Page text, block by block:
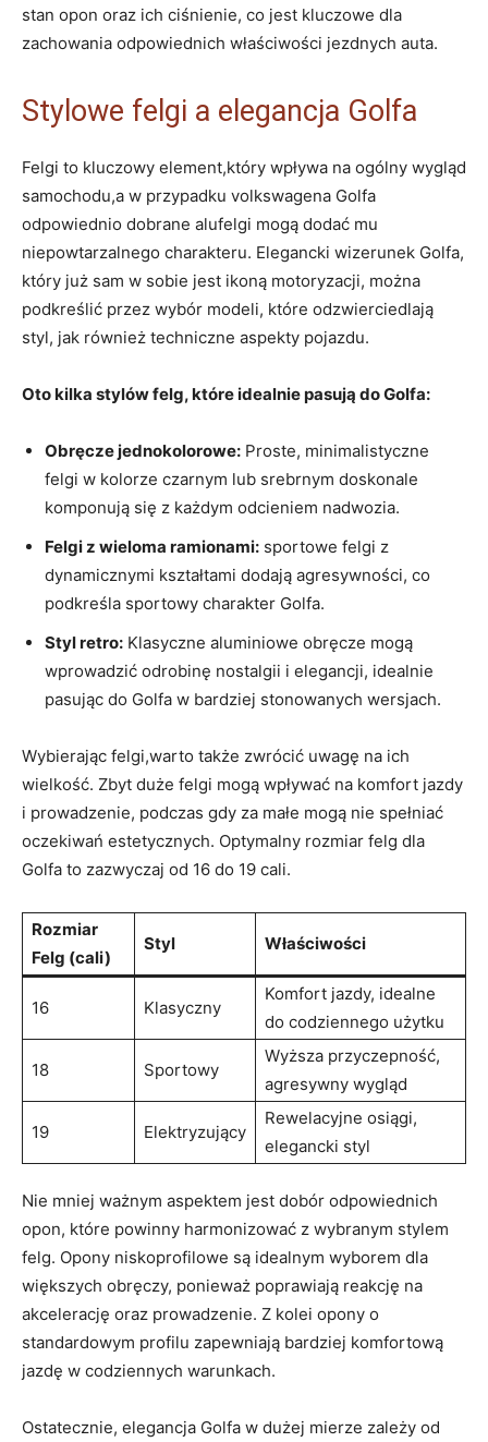
stan opon oraz ​ich ciśnienie, co jest kluczowe dla
zachowania odpowiednich właściwości jezdnych auta.
Stylowe⁢ felgi a⁣ elegancja Golfa
Felgi to kluczowy element,który‍ wpływa na ⁢ogólny wygląd
samochodu,a w przypadku⁤ volkswagena Golfa
odpowiednio dobrane ‍alufelgi mogą ⁢dodać⁤ mu
niepowtarzalnego ‍charakteru.⁢ Elegancki wizerunek Golfa,
który już sam w sobie‌ jest ikoną⁢ motoryzacji, można
podkreślić przez wybór‍ modeli, które odzwierciedlają
styl, jak również techniczne aspekty pojazdu.
Oto‌ kilka stylów felg, które idealnie pasują do ​Golfa:
Obręcze jednokolorowe: Proste, minimalistyczne
felgi w ‍kolorze czarnym lub srebrnym doskonale
komponują‍ się z ‌każdym odcieniem nadwozia.
Felgi z wieloma‍ ramionami: sportowe ⁢felgi z
dynamicznymi kształtami⁣ dodają agresywności, co
⁢podkreśla ⁤sportowy charakter ‌Golfa.
Styl retro: Klasyczne aluminiowe obręcze ​mogą⁤
wprowadzić ⁤odrobinę nostalgii i elegancji, idealnie
pasując do Golfa w bardziej stonowanych wersjach.
Wybierając felgi,warto‌ także zwrócić ‍uwagę na ich
wielkość. Zbyt duże‌ felgi mogą wpływać na komfort jazdy‍
i ⁢prowadzenie, ⁣podczas ⁢gdy ⁣za ⁣małe mogą nie spełniać
oczekiwań estetycznych. ⁣Optymalny rozmiar felg dla
Golfa to ‌zazwyczaj od 16 do 19 cali.
Rozmiar
Felg (cali)
Styl Właściwości
16 Klasyczny
Komfort ​jazdy, idealne
⁣do codziennego użytku
18 Sportowy
Wyższa przyczepność,
agresywny ‍wygląd
19 Elektryzujący
Rewelacyjne ​osiągi,
elegancki styl
Nie mniej⁢ ważnym aspektem jest dobór⁣ odpowiednich
opon,​ które ‍powinny harmonizować z wybranym stylem
felg. Opony ​niskoprofilowe są idealnym‍ wyborem ⁢dla
większych obręczy, ponieważ poprawiają reakcję⁢ na⁤
akcelerację​ oraz prowadzenie. Z ​kolei opony ​o
standardowym​ profilu zapewniają bardziej ⁢komfortową
⁤jazdę w codziennych warunkach.
Ostatecznie, elegancja Golfa w⁤ dużej mierze zależy od